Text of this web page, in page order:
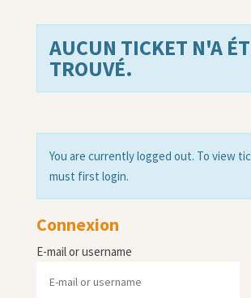
AUCUN TICKET N'A
TROUVÉ.
You are currently logged out. To view
must first login.
Connexion
E-mail or username